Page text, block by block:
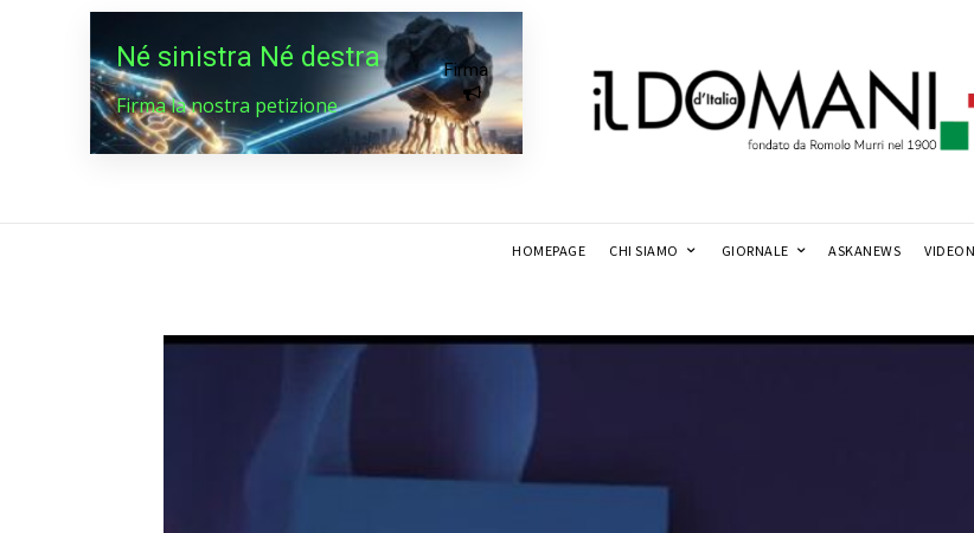
Né sinistra Né destra
Firma la nostra petizione
Firma
HOMEPAGE CHI SIAMO GIORNALE ASKANEWS